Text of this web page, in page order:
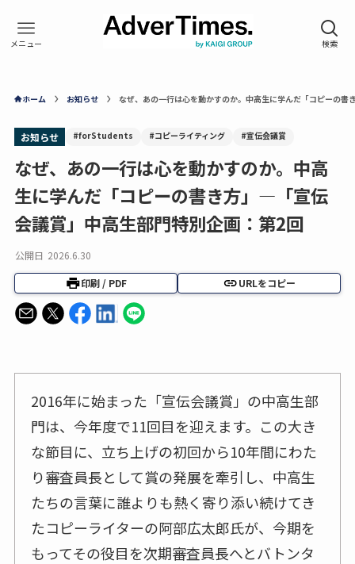
ホーム お知らせ なぜ、あの一行は心を動かすのか。中高生に学んだ「コピーの
お知らせ #forStudents #コピーライティング #宣伝会議賞
なぜ、あの一行は心を動かすのか。中高
生に学んだ「コピーの書き方」―「宣伝
会議賞」中高生部門特別企画：第2回
公開日 2026.6.30
印刷 / PDF URLをコピー
2016年に始まった「宣伝会議賞」の中高生部
門は、今年度で11回目を迎えます。この大き
な節目に、立ち上げの初回から10年間にわた
り審査員長として賞の発展を牽引し、中高生
たちの言葉に誰よりも熱く寄り添い続けてき
たコピーライターの阿部広太郎氏が、今期を
もってその役目を次期審査員長へとバトンタ